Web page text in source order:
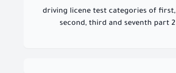
driving licene test categories of first,
second, third and seventh part 2